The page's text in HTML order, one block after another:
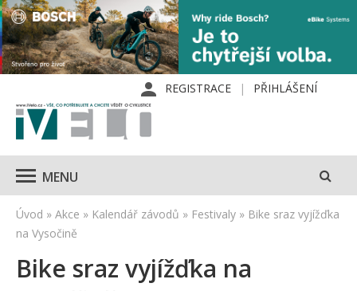
REGISTRACE PŘIHLÁŠENÍ
MENU
Úvod » Akce » Kalendář závodů » Festivaly » Bike sraz vyjížďka
na Vysočině
Bike sraz vyjížďka na